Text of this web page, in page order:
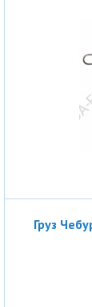
Груз